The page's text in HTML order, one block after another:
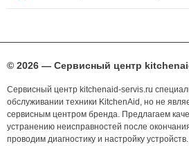
© 2026 — Сервисный центр
Сервисный центр kitchenaid-servis.ru
обслуживании техники KitchenAid, но не
сервисным центром бренда. Предлагаем
устранению неисправностей после
проводим диагностику и настройку